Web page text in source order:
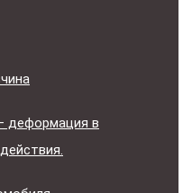
деформация в